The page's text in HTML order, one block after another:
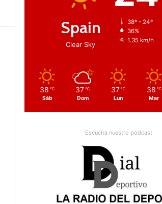
Spain
Clear Sky
38º - 24º
36%
1.35 km/h
38 ℃
Sáb
37 ℃
Dom
37 ℃
Lun
38 ℃
Mar
Escucha nuestro podcast